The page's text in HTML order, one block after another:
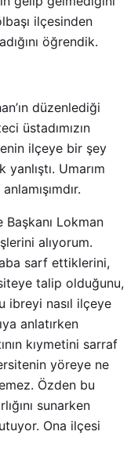
ilçesinden
öğrendik.
düzenlediği
üstadımızın
ilçeye bir şey
Umarım
Lokman
alıyorum.
sarf ettiklerini,
talip olduğunu,
ibreyi nasıl ilçeye
anlatırken
kıymetini sarraf
yöreye ne
Özden bu
sunarken
Ona ilçesi